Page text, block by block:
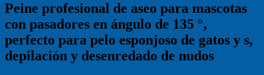
Peine profesional de aseo para mascotas
con pasadores en ángulo de 135 °,
perfecto para pelo esponjoso de gatos y s,
depilación y desenredado de nudos